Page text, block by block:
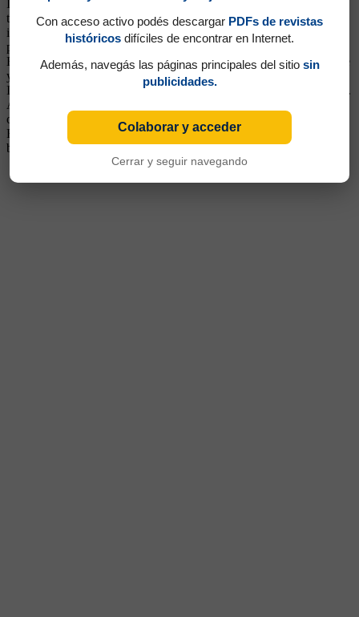
Inferiores. Debutó con Bilardo en la Supercopa de 1996 y luego fue
tenido en cuenta por Bianchi en cualquier puesto de la defensa,
incluso de lateral derecho a pesar de mostrar graves problemas de
perfil por ser zurdo. Al ser transferido Samuel, en julio de 2000,
Bianchi lo confirmó como titular. Buen cabeceador, de fuerte remate
y sacrificado al máximo, le rindió a Bianchi destacándose en la final
Intercontinental en donde jugó de lateral izquierdo marcando a Figo.
Aquella noche fue impasable. A mediados del 2001, luego de ganar
otra Libertadores, se fue transferido al Shalke 04 de Alemania.
Regresó al club en el 2004, no anduvo bien en un equipo que tenía
bastantes problemas, y se fue a mitad del 2005.
Con acceso activo podés descargar PDFs de revistas
históricos difíciles de encontrar en Internet.
Además, navegás las páginas principales del sitio sin
publicidades.
Colaborar y acceder
Cerrar y seguir navegando